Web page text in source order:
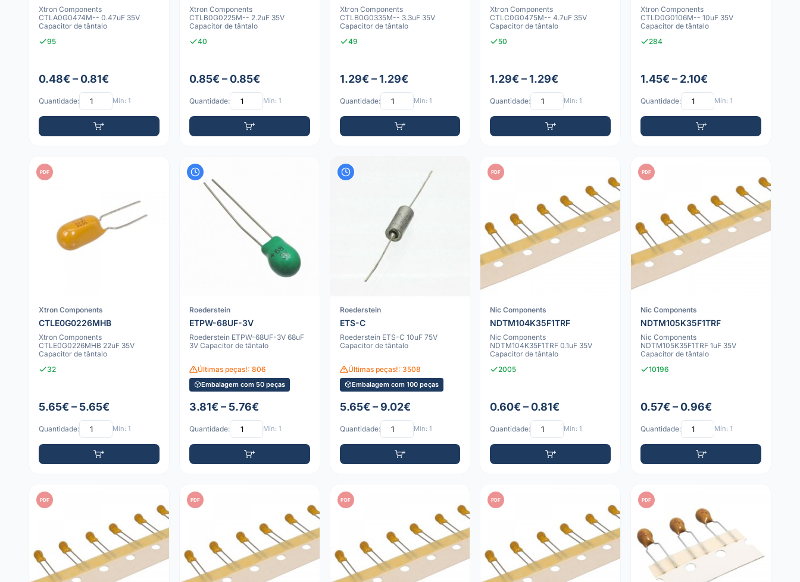
Xtron Components
CTLA0G0474M-- 0.47uF 35V
Capacitor de tântalo
95
0.48€ – 0.81€
Quantidade: Mín: 1
Xtron Components
CTLB0G0225M-- 2.2uF 35V
Capacitor de tântalo
40
0.85€ – 0.85€
Quantidade: Mín: 1
Xtron Components
CTLB0G0335M-- 3.3uF 35V
Capacitor de tântalo
49
1.29€ – 1.29€
Quantidade: Mín: 1
Xtron Components
CTLC0G0475M-- 4.7uF 35V
Capacitor de tântalo
50
1.29€ – 1.29€
Quantidade: Mín: 1
Xtron Components
CTLD0G0106M-- 10uF 35V
Capacitor de tântalo
284
1.45€ – 2.10€
Quantidade: Mín: 1
PDF
Xtron Components
CTLE0G0226MHB
Xtron Components
CTLE0G0226MHB 22uF 35V
Capacitor de tântalo
32
5.65€ – 5.65€
Quantidade: Mín: 1
Roederstein
ETPW-68UF-3V
Roederstein ETPW-68UF-3V 68uF
3V Capacitor de tântalo
Últimas peças!: 806
Embalagem com 50 peças
3.81€ – 5.76€
Quantidade: Mín: 1
Roederstein
ETS-C
Roederstein ETS-C 10uF 75V
Capacitor de tântalo
Últimas peças!: 3508
Embalagem com 100 peças
5.65€ – 9.02€
Quantidade: Mín: 1
PDF
Nic Components
NDTM104K35F1TRF
Nic Components
NDTM104K35F1TRF 0.1uF 35V
Capacitor de tântalo
2005
0.60€ – 0.81€
Quantidade: Mín: 1
PDF
Nic Components
NDTM105K35F1TRF
Nic Components
NDTM105K35F1TRF 1uF 35V
Capacitor de tântalo
10196
0.57€ – 0.96€
Quantidade: Mín: 1
PDF PDF PDF PDF PDF